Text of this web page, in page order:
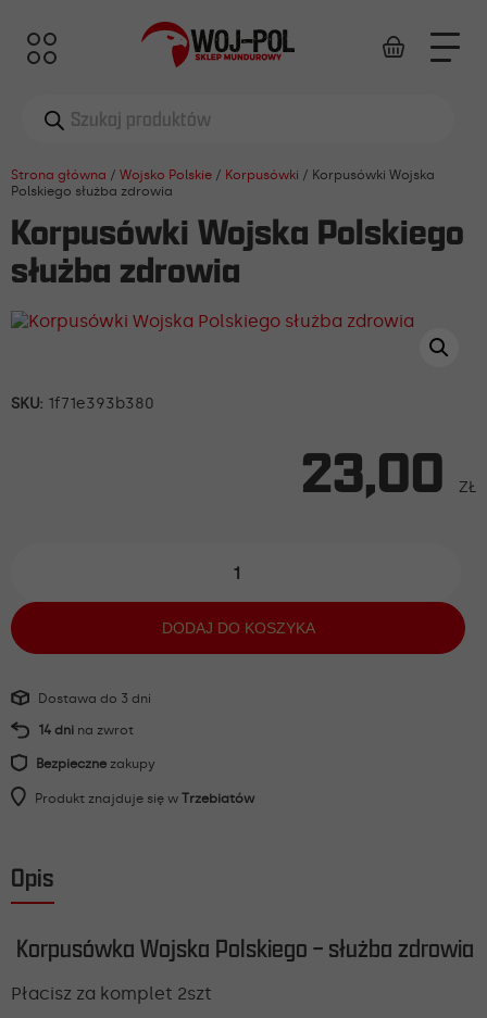
produktów
Strona główna / Wojsko Polskie / Korpusówki / Korpusówki Wojska
Polskiego służba zdrowia
Korpusówki Wojska Polskiego
służba zdrowia
SKU: 1f71e393b380
23,00 ZŁ
Polskiego
służba
zdrowia
DODAJ DO KOSZYKA
Dostawa do 3 dni
14 dnina zwrot
Bezpiecznezakupy
Produkt znajduje się wTrzebiatów
Opis
Korpusówka Wojska Polskiego – służba zdrowia
Płacisz za komplet 2szt